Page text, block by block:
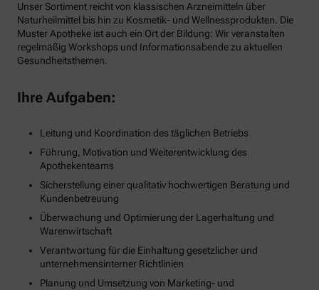
Unser Sortiment reicht von klassischen Arzneimitteln über
Naturheilmittel bis hin zu Kosmetik- und Wellnessprodukten. Die
Muster Apotheke ist auch ein Ort der Bildung: Wir veranstalten
regelmäßig Workshops und Informationsabende zu aktuellen
Gesundheitsthemen.
Ihre Aufgaben:
Leitung und Koordination des täglichen Betriebs
Führung, Motivation und Weiterentwicklung des
Apothekenteams
Sicherstellung einer qualitativ hochwertigen Beratung und
Kundenbetreuung
Überwachung und Optimierung der Lagerhaltung und
Warenwirtschaft
Verantwortung für die Einhaltung gesetzlicher und
unternehmensinterner Richtlinien
Planung und Umsetzung von Marketing- und